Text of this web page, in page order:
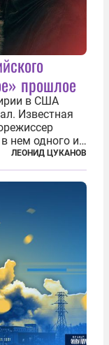
прошлое
в США
Известная
нем одного из
Алеппо в
Канатри, в
ЛЕОНИД ЦУКАНОВ